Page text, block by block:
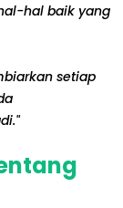
hal baik yang
setiap